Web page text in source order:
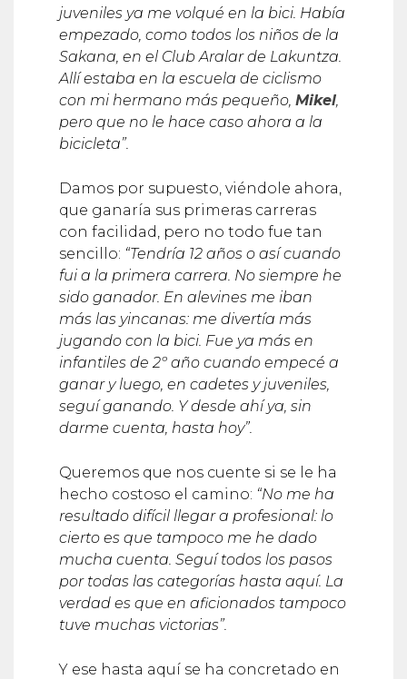
empezado, como todos los niños de la
Sakana, en el Club Aralar de Lakuntza.
Allí estaba en la escuela de ciclismo
con mi hermano más pequeño,Mikel
pero que no le hace caso ahora a la
bicicleta”.
que ganaría sus primeras carreras
con facilidad, pero no todo fue tan
sencillo:“Tendría 12 años o así cuando
fui a la primera carrera. No siempre he
sido ganador. En alevines me iban
más las yincanas: me divertía más
jugando con la bici. Fue ya más en
infantiles de 2º año cuando empecé a
ganar y luego, en cadetes y juveniles,
seguí ganando. Y desde ahí ya, sin
darme cuenta, hasta hoy”.
hecho costoso el camino:“No me ha
resultado difícil llegar a profesional: lo
cierto es que tampoco me he dado
mucha cuenta. Seguí todos los pasos
por todas las categorías hasta aquí. La
verdad es que en aficionados tampoco
tuve muchas victorias”.
este último año. Como nos ha